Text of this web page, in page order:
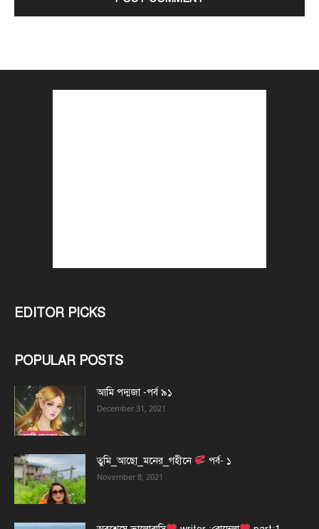
EDITOR PICKS
POPULAR POSTS
আমি পদ্মজা -পর্ব ৯১
December 31, 2021
তুমি_আছো_মনের_গহীনে পর্ব- ১
November 8, 2021